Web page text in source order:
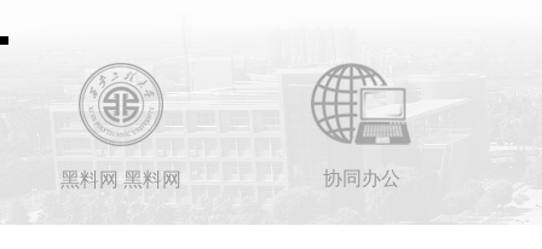
黑料网 黑料网 协同办公